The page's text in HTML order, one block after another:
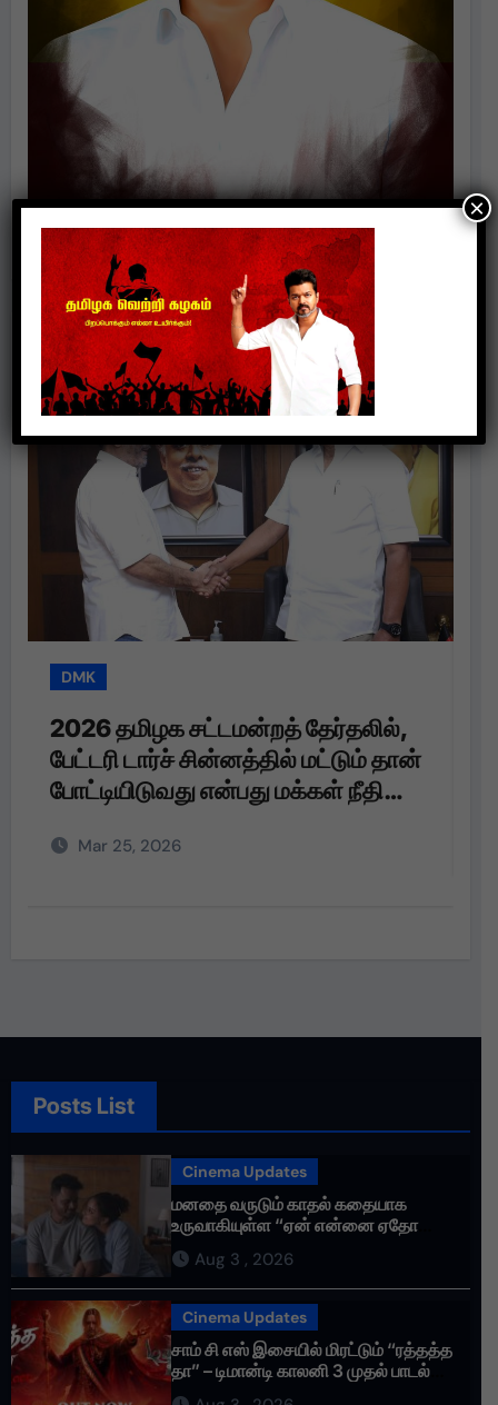
Politics
DMK
2026 தமிழக சட்டமன்றத் தேர்தலில்,
பேட்டரி டார்ச் சின்னத்தில் மட்டும் தான்
போட்டியிடுவது என்பது மக்கள் நீதி
என்பது எங்களுக்கு வெறும்
Mar 25, 2026
Posts List
Cinema Updates
மனதை வருடும் காதல் கதையாக
உருவாகியுள்ள “ஏன் என்னை ஏதோ
செய்தாய்” – டீசர் வெளியானது !
Aug 3 , 2026
Cinema Updates
சாம் சி எஸ் இசையில் மிரட்டும் “ரத்தத்த
தா” – டிமான்டி காலனி 3 முதல் பாடல்
ரசிகர்களை கவர்ந்து வருகிறது!
×